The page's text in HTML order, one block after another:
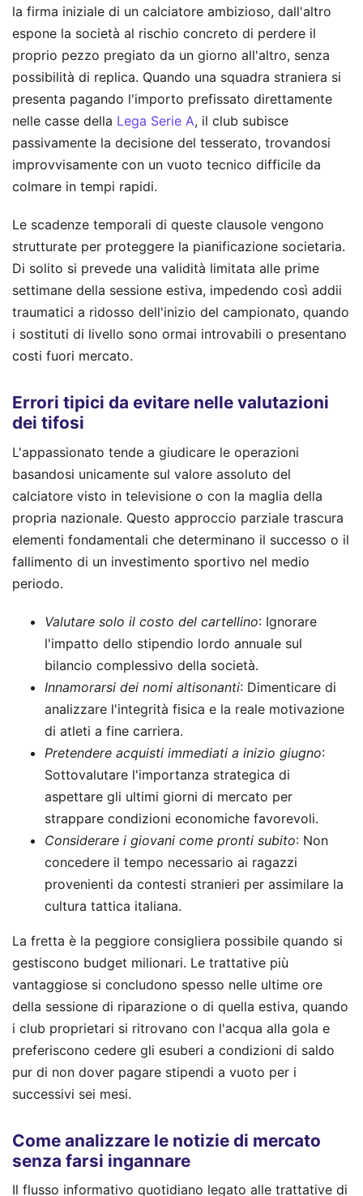
la firma iniziale di un calciatore ambizioso, dall'altro
espone la società al rischio concreto di perdere il
proprio pezzo pregiato da un giorno all'altro, senza
possibilità di replica. Quando una squadra straniera si
presenta pagando l'importo prefissato direttamente
nelle casse della Lega Serie A, il club subisce
passivamente la decisione del tesserato, trovandosi
improvvisamente con un vuoto tecnico difficile da
colmare in tempi rapidi.
Le scadenze temporali di queste clausole vengono
strutturate per proteggere la pianificazione societaria.
Di solito si prevede una validità limitata alle prime
settimane della sessione estiva, impedendo così addii
traumatici a ridosso dell'inizio del campionato, quando
i sostituti di livello sono ormai introvabili o presentano
costi fuori mercato.
Errori tipici da evitare nelle valutazioni
dei tifosi
L'appassionato tende a giudicare le operazioni
basandosi unicamente sul valore assoluto del
calciatore visto in televisione o con la maglia della
propria nazionale. Questo approccio parziale trascura
elementi fondamentali che determinano il successo o il
fallimento di un investimento sportivo nel medio
periodo.
Valutare solo il costo del cartellino: Ignorare
l'impatto dello stipendio lordo annuale sul
bilancio complessivo della società.
Innamorarsi dei nomi altisonanti: Dimenticare di
analizzare l'integrità fisica e la reale motivazione
di atleti a fine carriera.
Pretendere acquisti immediati a inizio giugno:
Sottovalutare l'importanza strategica di
aspettare gli ultimi giorni di mercato per
strappare condizioni economiche favorevoli.
Considerare i giovani come pronti subito: Non
concedere il tempo necessario ai ragazzi
provenienti da contesti stranieri per assimilare la
cultura tattica italiana.
La fretta è la peggiore consigliera possibile quando si
gestiscono budget milionari. Le trattative più
vantaggiose si concludono spesso nelle ultime ore
della sessione di riparazione o di quella estiva, quando
i club proprietari si ritrovano con l'acqua alla gola e
preferiscono cedere gli esuberi a condizioni di saldo
pur di non dover pagare stipendi a vuoto per i
successivi sei mesi.
Come analizzare le notizie di mercato
senza farsi ingannare
Il flusso informativo quotidiano legato alle trattative di